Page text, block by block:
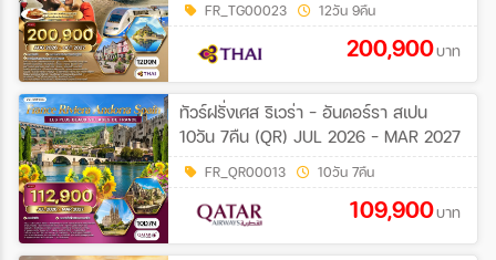
FR_TG00023 12วัน 9คืน
200,900บาท
ทัวร์ฝรั่งเศส ริเวร่า - อันดอร์รา สเปน
10วัน 7คืน (QR) JUL 2026 - MAR 2027
FR_QR00013 10วัน 7คืน
109,900บาท